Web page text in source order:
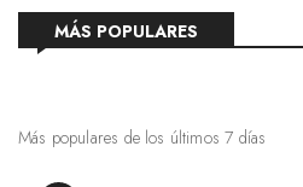
MÁS POPULARES
Más populares de los últimos 7 días